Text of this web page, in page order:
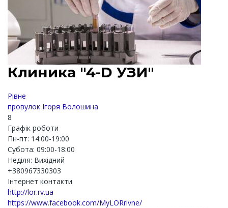
Клиника "4-D УЗИ"
Рівне
провулок Ігоря Волошина
8
Графік роботи
Пн-пт: 14:00-19:00
Субота: 09:00-18:00
Неділя: Вихідний
+380967330303
Інтернет контакти
http://lor.rv.ua
https://www.facebook.com/MyLORrivne/